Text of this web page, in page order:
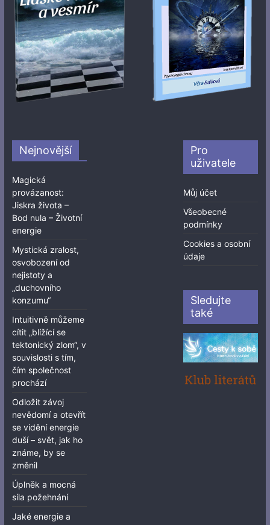
Nejnovější
Magická
provázanost:
Jiskra života –
Bod nula – Životní
energie
Mystická zralost,
osvobození od
nejistoty a
„duchovního
konzumu“
Intuitivně můžeme
cítit „blížící se
tektonický zlom“, v
souvislosti s tím,
čím společnost
prochází
Odložit závoj
nevědomí a otevřít
se vidění energie
duší – svět, jak ho
známe, by se
změnil
Úplněk a mocná
síla požehnání
Jaké energie a
Pro
uživatele
Můj účet
Všeobecné
podmínky
Cookies a osobní
údaje
Sledujte
také